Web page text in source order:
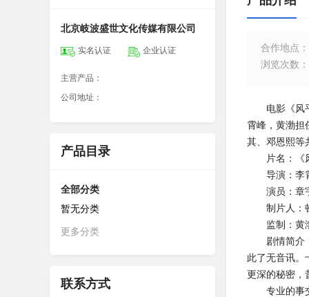
北京岐波盛世文化传媒有限公司
实名认证 企业认证
主营产品：
公司地址：
产品目录
全部分类
暂无分类
更多分类
联系方式
合作地点 ：
浏览次数 ：
电影《风平
霄峰，黄渤担
其、邓恩熙等
片名：《
导演：李
演员：章宇
制片人：
监制：黄
剧情简介：
此了无音讯。
更深的秘密，
专业的事交